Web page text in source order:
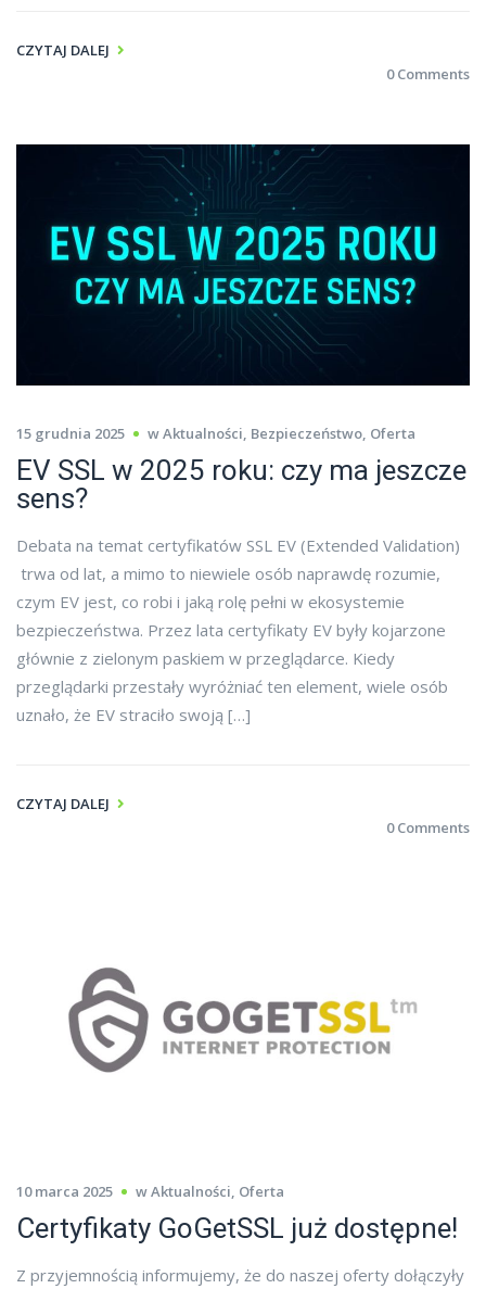
CZYTAJ DALEJ
0 Comments
15 grudnia 2025 wAktualności, Bezpieczeństwo, Oferta
EV SSL w 2025 roku: czy ma jeszcze
sens?
Debata na temat certyfikatów SSL EV (Extended Validation)
trwa od lat, a mimo to niewiele osób naprawdę rozumie,
czym EV jest, co robi i jaką rolę pełni w ekosystemie
bezpieczeństwa. Przez lata certyfikaty EV były kojarzone
głównie z zielonym paskiem w przeglądarce. Kiedy
przeglądarki przestały wyróżniać ten element, wiele osób
uznało, że EV straciło swoją […]
CZYTAJ DALEJ
0 Comments
10 marca 2025 wAktualności Oferta
Certyfikaty GoGetSSL już dostępne!
Z przyjemnością informujemy, że do naszej oferty dołączyły